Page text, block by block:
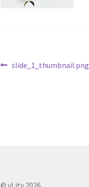
文Previous
slide_1_thumbnail.png
© vLity 2026